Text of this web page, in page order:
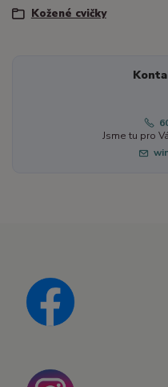
Kožené cvičky
Jsme tu pro